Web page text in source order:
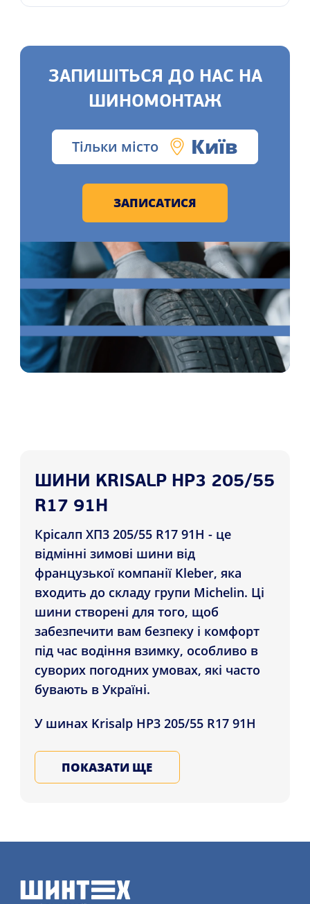
ЗАПИШІТЬСЯ ДО НАС НА
ШИНОМОНТАЖ
Тільки місто Київ
ЗАПИСАТИСЯ
ШИНИ KRISALP HP3 205/55
R17 91H
Крісалп ХП3 205/55 R17 91H - це
відмінні зимові шини від
французької компанії Kleber, яка
входить до складу групи Michelin. Ці
шини створені для того, щоб
забезпечити вам безпеку і комфорт
під час водіння взимку, особливо в
суворих погодних умовах, які часто
бувають в Україні.
У шинах Krisalp HP3 205/55 R17 91H
технології та продуманий малюнок
протектора. Завдяки цьому вони
Спеціальна гумова суміш і особливий
хороше зчеплення з дорогою,
короткий гальмівний шлях і легкість
ПОКАЗАТИ ЩЕ